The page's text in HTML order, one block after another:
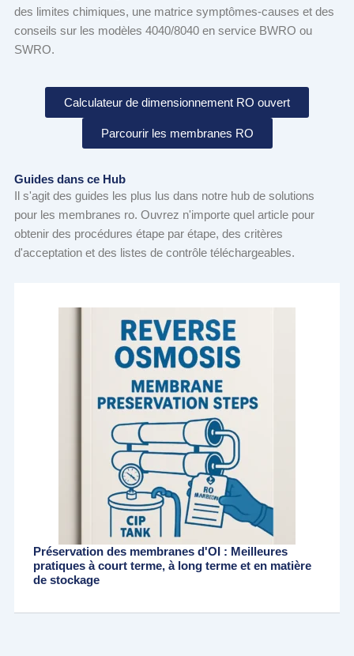
des limites chimiques, une matrice symptômes-causes et des
conseils sur les modèles 4040/8040 en service BWRO ou
SWRO.
Calculateur de dimensionnement RO ouvert
Parcourir les membranes RO
Guides dans ce Hub
Il s'agit des guides les plus lus dans notre hub de solutions
pour les membranes ro. Ouvrez n'importe quel article pour
obtenir des procédures étape par étape, des critères
d'acceptation et des listes de contrôle téléchargeables.
Préservation des membranes d'OI : Meilleures
pratiques à court terme, à long terme et en matière
de stockage